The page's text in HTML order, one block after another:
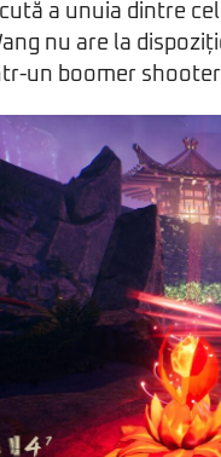
a unuia dintre
nu are la
un boomer